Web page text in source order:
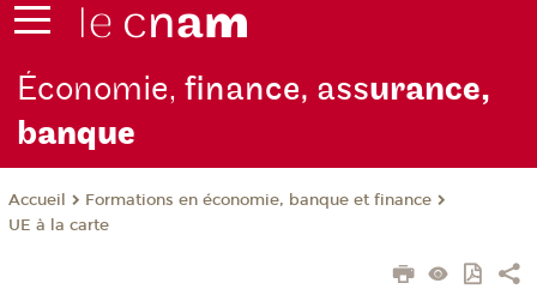
Économie,finance, assurance,
banque
Accueil
Formations en économie, banque et finance
UE à la carte